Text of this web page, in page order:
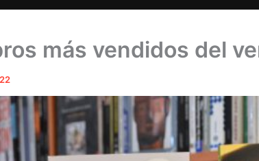
más vendidos del